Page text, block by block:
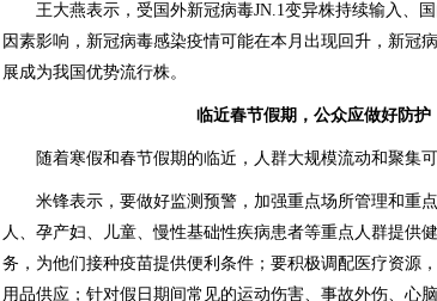
王大燕表示，受国外新冠病毒JN.1变异株持续输入、国
因素影响，新冠病毒感染疫情可能在本月出现回升，新冠
展成为我国优势流行株。
临近春节假期，公众应做好防护
随着寒假和春节假期的临近，人群大规模流动和聚集可
米锋表示，要做好监测预警，加强重点场所管理和重
人、孕产妇、儿童、慢性基础性疾病患者等重点人群提供
务，为他们接种疫苗提供便利条件；要积极调配医疗资源
用品供应；针对假日期间常见的运动伤害、事故外伤、心